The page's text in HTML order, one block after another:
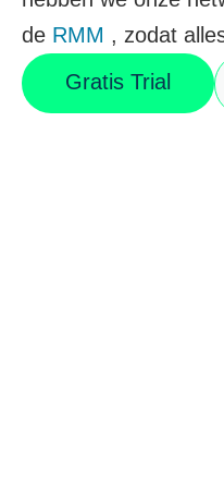
de RMM , zodat
Gratis Trial